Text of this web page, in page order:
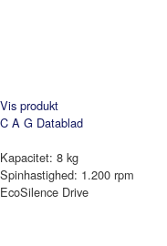
Vis produkt
C A G Datablad
Kapacitet: 8 kg
Spinhastighed: 1.200 rpm
EcoSilence Drive